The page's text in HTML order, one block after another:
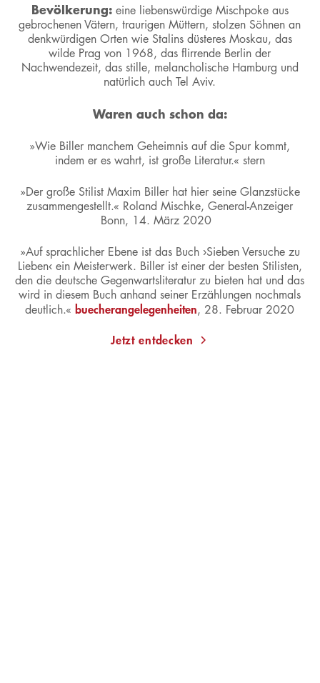
Bevölkerung: eine liebenswürdige Mischpoke aus
gebrochenen Vätern, traurigen Müttern, stolzen Söhnen an
denkwürdigen Orten wie Stalins düsteres Moskau, das
wilde Prag von 1968, das flirrende Berlin der
Nachwendezeit, das stille, melancholische Hamburg und
natürlich auch Tel Aviv.
Waren auch schon da:
»Wie Biller manchem Geheimnis auf die Spur kommt,
indem er es wahrt, ist große Literatur.« stern
»Der große Stilist Maxim Biller hat hier seine Glanzstücke
zusammengestellt.« Roland Mischke, General-Anzeiger
Bonn, 14. März 2020
»Auf sprachlicher Ebene ist das Buch ›Sieben Versuche zu
Lieben‹ ein Meisterwerk. Biller ist einer der besten Stilisten,
den die deutsche Gegenwartsliteratur zu bieten hat und das
wird in diesem Buch anhand seiner Erzählungen nochmals
deutlich.« buecherangelegenheiten, 28. Februar 2020
Jetzt entdecken